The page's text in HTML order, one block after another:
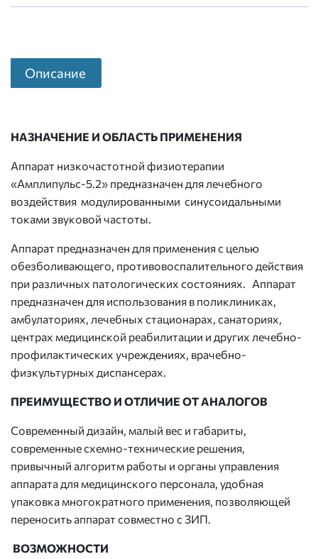
Описание
НАЗНАЧЕНИЕ И ОБЛАСТЬ ПРИМЕНЕНИЯ
Аппарат низкочастотной физиотерапии
«Амплипульс-5.2» предназначен для лечебного
воздействия модулированными синусоидальными
токами звуковой частоты.
Аппарат предназначен для применения с целью
обезболивающего, противовоспалительного действия
при различных патологических состояниях. Аппарат
предназначен для использования в поликлиниках,
амбулаториях, лечебных стационарах, санаториях,
центрах медицинской реабилитации и других лечебно-
профилактических учреждениях, врачебно-
физкультурных диспансерах.
ПРЕИМУЩЕСТВО И ОТЛИЧИЕ ОТ АНАЛОГОВ
Современный дизайн, малый вес и габариты,
современные схемно-технические решения­,
привычный алгоритм работы и органы управления
аппарата для медицинского персонала, удобная
упаковка многократного применения, позволяющей
переносить аппарат совместно с ЗИП.
ВОЗМОЖНОСТИ